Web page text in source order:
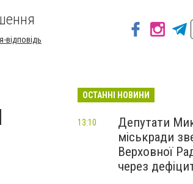
відповідь
ОСТАННІ НОВИНИ
Депутати
міськради
Верховної
через
13:10